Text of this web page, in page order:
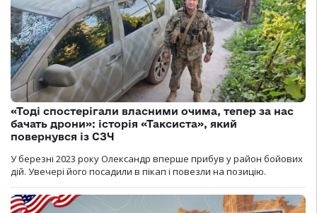
«Тоді спостерігали власними очима, тепер за нас
бачать дрони»: історія «Таксиста», який
повернувся із СЗЧ
У березні 2023 року Олександр вперше прибув у район бойових
дій. Увечері його посадили в пікап і повезли на позицію.